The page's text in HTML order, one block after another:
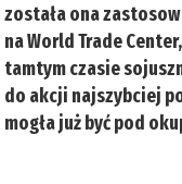
została ona
na World Trade
tamtym czasie
do akcji najszybciej
mogła już być pod